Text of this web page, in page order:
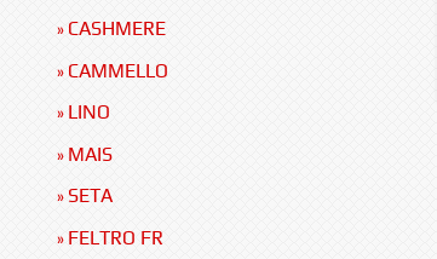
» CASHMERE
» CAMMELLO
» LINO
» MAIS
» SETA
» FELTRO FR